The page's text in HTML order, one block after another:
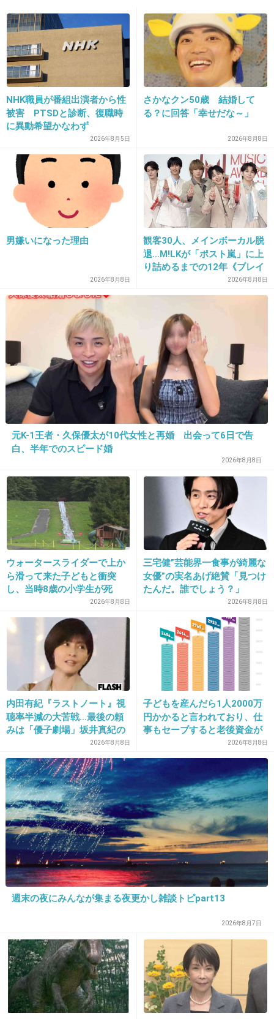
>>1
で、「営業が儲かる」だろ
飽きたわ、このネタ
1件の返信
15. 匿名
事前打ち合わせやアンケート書いて、現地まで行ってって
思うと安いね。
ただ民放出て名前売れると他の割の良い話が転がり込んで
くるからみんなテレビ出てるんだろうけど
+3 -1
2026/06/03(水) 15:31:05
>>4
一茂がちさ子よりも良純よりも多くギャラ貰っ
てるのビックリした
5件の返信
17. 匿名 2026/06/03(水) 15:31:16
テレビ局で働いてたけどギャラなんてピンキリ
自分で単価上げる努力すりゃいいのに
1万なんてだいぶ低い方だよ
+19 -5
18. 匿名 2026/06/03(水) 15:31:17
いうたかて土建屋さんの日給よりは貰ってるんでしょう？
19. 匿名2026/06/03(水) 15:31:20
今までが異常に高かっただけだしスポンサーも
減ってるからね
+29 -4
まだその金額程度しか評価されてないってのも
あるんじゃないの？
+19 -2
NHK職員が番組出演者から性
被害 PTSDと診断、復職時
に異動希望かなわず
2026年8月5日
さかなクン50歳 結婚して
る？に回答「幸せだな～」
2026年8月8日
男嫌いになった理由
2026年8月8日
観客30人、メインボーカル脱
退…M!LKが「ポスト嵐」に上
り詰めるまでの12年《ブレイ
2026年8月8日
元K-1王者・久保優太が10代女性と再婚 出会って6日で告
白、半年でのスピード婚
2026年8月8日
ウォータースライダーで上か
ら滑って来た子どもと衝突
し、当時8歳の小学生が死
亡 イベントの引率責任者の
町職員を「減給」の懲戒処
分 児童の両親は「軽過ぎ
る」「全く納得できない」
島根県邑南町
2026年8月8日
三宅健”芸能界一食事が綺麗な
女優”の実名あげ絶賛「見つけ
たんだ。誰でしょう？」
2026年8月8日
内田有紀『ラストノート』視
聴率半減の大苦戦…最後の頼
みは「優子劇場」坂井真紀の
“猟奇的演技” が救いの神にな
るか
2026年8月8日
子どもを産んだら1人2000万
円かかると言われており、仕
事もセーブすると老後資金が
貯められない…一方、子育て
していない人は潤沢な資金で
悠々老後だと歪んでいるので
は？→様々な意見
2026年8月8日
週末の夜にみんなが集まる夜更かし雑談トピpart13
2026年8月7日